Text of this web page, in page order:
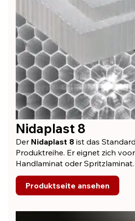
Nidaplast 8
Der Nidaplast 8 ist das
Produktreihe. Er eignet zich
Handlaminat oder Spritzlaminat.
Produktseite ansehen